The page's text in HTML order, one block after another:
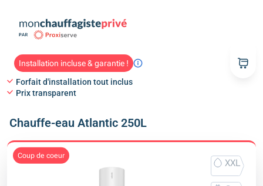
Installation incluse & garantie !
Forfait d'installation tout inclus
Prix transparent
Chauffe-eau Atlantic 250L
coup de coeur
XXL